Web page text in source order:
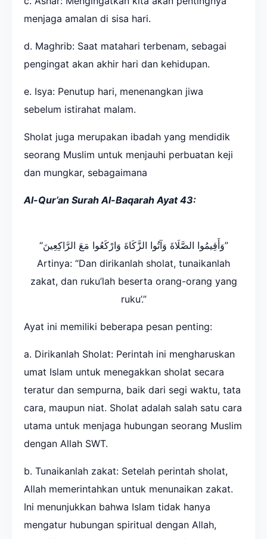
menjaga amalan di sisa hari.
d. Maghrib: Saat matahari terbenam, sebagai
pengingat akan akhir hari dan kehidupan.
e. Isya: Penutup hari, menenangkan jiwa
sebelum istirahat malam.
Sholat juga merupakan ibadah yang mendidik
seorang Muslim untuk menjauhi perbuatan keji
dan mungkar, sebagaimana
Al-Qur’an Surah Al-Baqarah Ayat 43:
“وَأَقِيمُوا الصَّلَاةَ وَآتُوا الزَّكَاةَ وَارْكَعُوا مَعَ الرَّاكِعِينَ”
Artinya: “Dan dirikanlah sholat, tunaikanlah
zakat, dan ruku’lah beserta orang-orang yang
ruku’.”
Ayat ini memiliki beberapa pesan penting:
a. Dirikanlah Sholat: Perintah ini mengharuskan
umat Islam untuk menegakkan sholat secara
teratur dan sempurna, baik dari segi waktu, tata
cara, maupun niat. Sholat adalah salah satu cara
utama untuk menjaga hubungan seorang Muslim
dengan Allah SWT.
b. Tunaikanlah zakat: Setelah perintah sholat,
Allah memerintahkan untuk menunaikan zakat.
Ini menunjukkan bahwa Islam tidak hanya
mengatur hubungan spiritual dengan Allah,